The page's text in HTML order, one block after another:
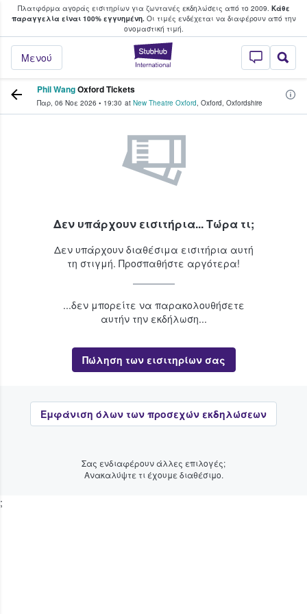
Πλατφόρμα αγοράς εισιτηρίων για ζωντανές εκδηλώσεις από το 2009. Κάθε
παραγγελία είναι 100% εγγυημένη.Οι τιμές ενδέχεται να διαφέρουν από την
oνομαστική τιμή.
StubHub - Όπου
Μενού
φαν αγοράζουν και πουλούν
Phil WangOxford Tickets
Παρ, 06 Νοε 2026 • 19:30 at New Theatre Oxford, Oxford, Oxfordshire
Δεν υπάρχουν εισιτήρια... Τώρα τι;
Δεν υπάρχουν διαθέσιμα εισιτήρια αυτή
τη στιγμή. Προσπαθήστε αργότερα!
...δεν μπορείτε να παρακολουθήσετε
αυτήν την εκδήλωση...
Πώληση των εισιτηρίων σας
Εμφάνιση όλων των προσεχών εκδηλώσεων
Σας ενδιαφέρουν άλλες επιλογές;
Ανακαλύψτε τι έχουμε διαθέσιμο.
;